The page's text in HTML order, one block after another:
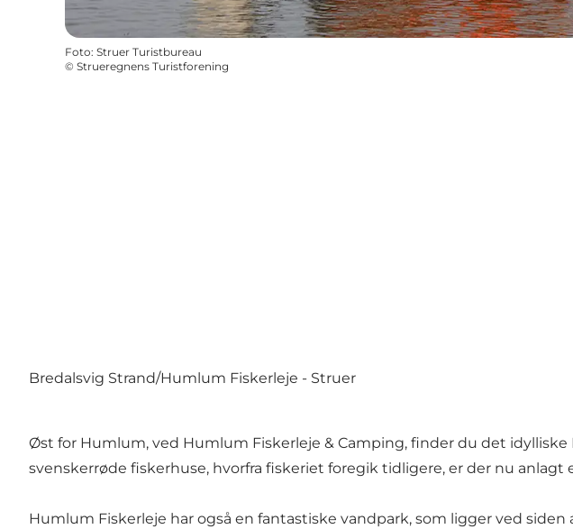
Foto: Struer Turistbureau
© Strueregnens Turistforening
Bredalsvig Strand/Humlum Fiskerleje - Struer
Øst for Humlum, ved Humlum Fiskerleje & Camping, finder du det
svenskerrøde fiskerhuse, hvorfra fiskeriet foregik tidligere, er der nu anlagt
Humlum Fiskerleje har også en fantastiske vandpark, som ligger ved